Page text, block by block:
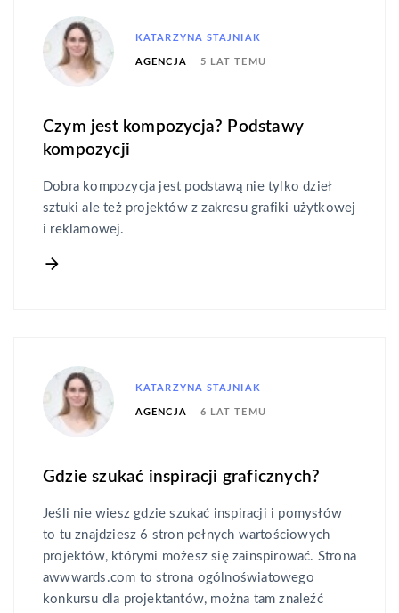
KATARZYNA STAJNIAK
AGENCJA 5 LAT TEMU
Czym jest kompozycja? Podstawy
kompozycji
Dobra kompozycja jest podstawą nie tylko dzieł
sztuki ale też projektów z zakresu grafiki użytkowej
i reklamowej.
KATARZYNA STAJNIAK
AGENCJA 6 LAT TEMU
Gdzie szukać inspiracji graficznych?
Jeśli nie wiesz gdzie szukać inspiracji i pomysłów
to tu znajdziesz 6 stron pełnych wartościowych
projektów, którymi możesz się zainspirować. Strona
awwwards.com to strona ogólnoświatowego
konkursu dla projektantów, można tam znaleźć